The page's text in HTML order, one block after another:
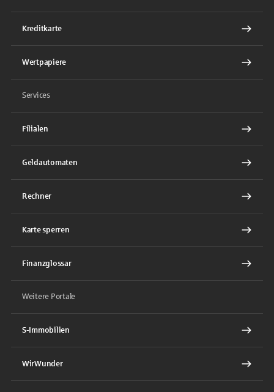
Kreditkarte
Wertpapiere
Services
Filialen
Geldautomaten
Rechner
Karte sperren
Finanzglossar
Weitere Portale
S-Immobilien
WirWunder